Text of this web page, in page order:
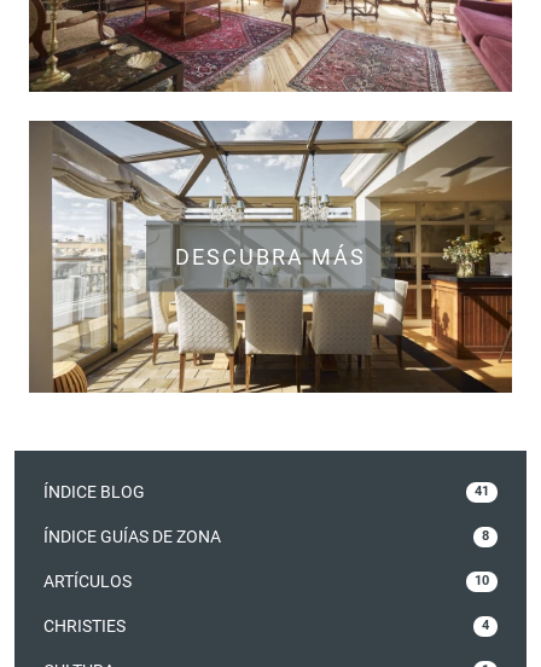
DESCUBRA MÁS
ÍNDICE BLOG 41
ÍNDICE GUÍAS DE ZONA 8
ARTÍCULOS 10
CHRISTIES 4